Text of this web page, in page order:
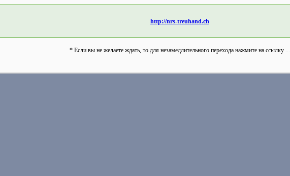
http://nrs-treuhand.ch
* Если вы не желаете ждать, то для незамедлительного перехода нажмите на ссылку ...